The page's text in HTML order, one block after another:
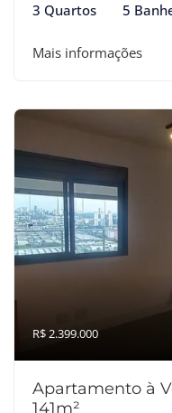
3 Quartos 5
Mais informações
R$ 2.399.000
Apartamento à
141m²